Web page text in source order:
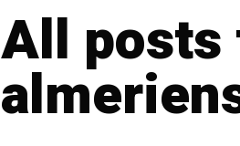
All posts